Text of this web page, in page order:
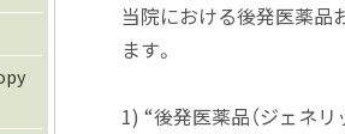
当院における後発医薬品
ます。
1) “後発医薬品（ジェネ